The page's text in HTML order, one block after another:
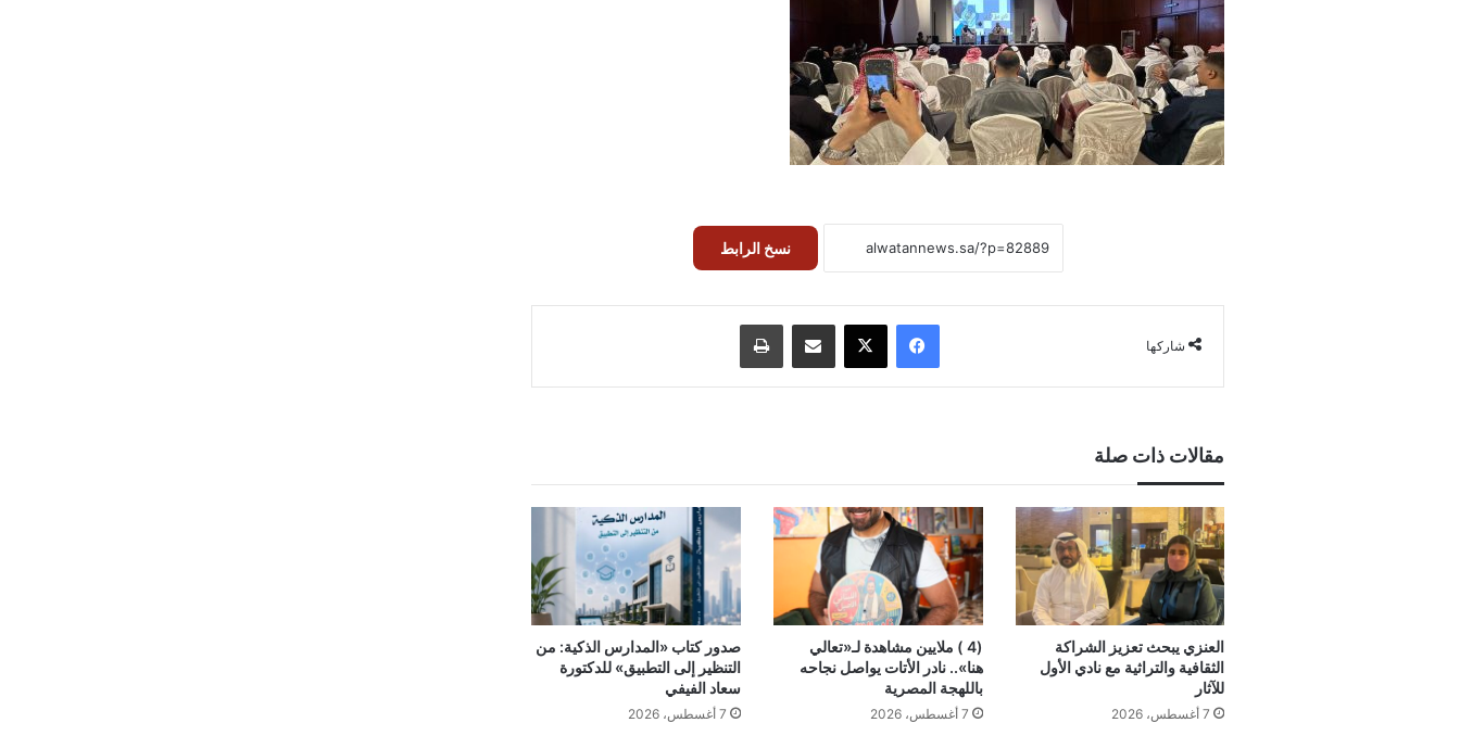
نسخ الرابط
شاركها
فيسبوك ‫X مشاركة عبر البريد طباعة
مقالات ذات صلة
العنزي يبحث تعزيز الشراكة
الثقافية والتراثية مع نادي الأول
للآثار
7 أغسطس، 2026
(4 ) ملايين مشاهدة لـ«تعالي
هنا».. نادر الأتات يواصل نجاحه
باللهجة المصرية
7 أغسطس، 2026
صدور كتاب «المدارس الذكية: من
التنظير إلى التطبيق» للدكتورة
سعاد الفيفي
7 أغسطس، 2026